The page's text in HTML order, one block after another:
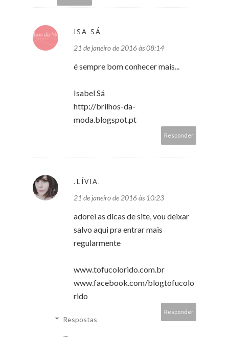
ISA SÁ
21 de janeiro de 2016 às 08:14
é sempre bom conhecer mais...
Isabel Sá
http://brilhos-da-
moda.blogspot.pt
Responder
.LÍVIA.
21 de janeiro de 2016 às 10:23
adorei as dicas de site, vou deixar
salvo aqui pra entrar mais
regularmente
www.tofucolorido.com.br
www.facebook.com/blogtofucolo
rido
Responder
Respostas